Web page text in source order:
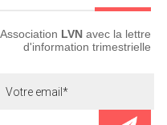
LVN avec la lettre
d'information trimestrielle